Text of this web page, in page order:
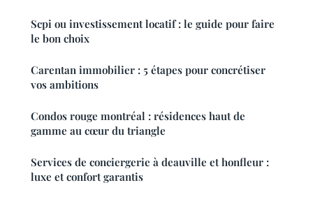
Scpi ou investissement locatif : le guide pour faire
le bon choix
Carentan immobilier : 5 étapes pour concrétiser
vos ambitions
Condos rouge montréal : résidences haut de
gamme au cœur du triangle
Services de conciergerie à deauville et honfleur :
luxe et confort garantis